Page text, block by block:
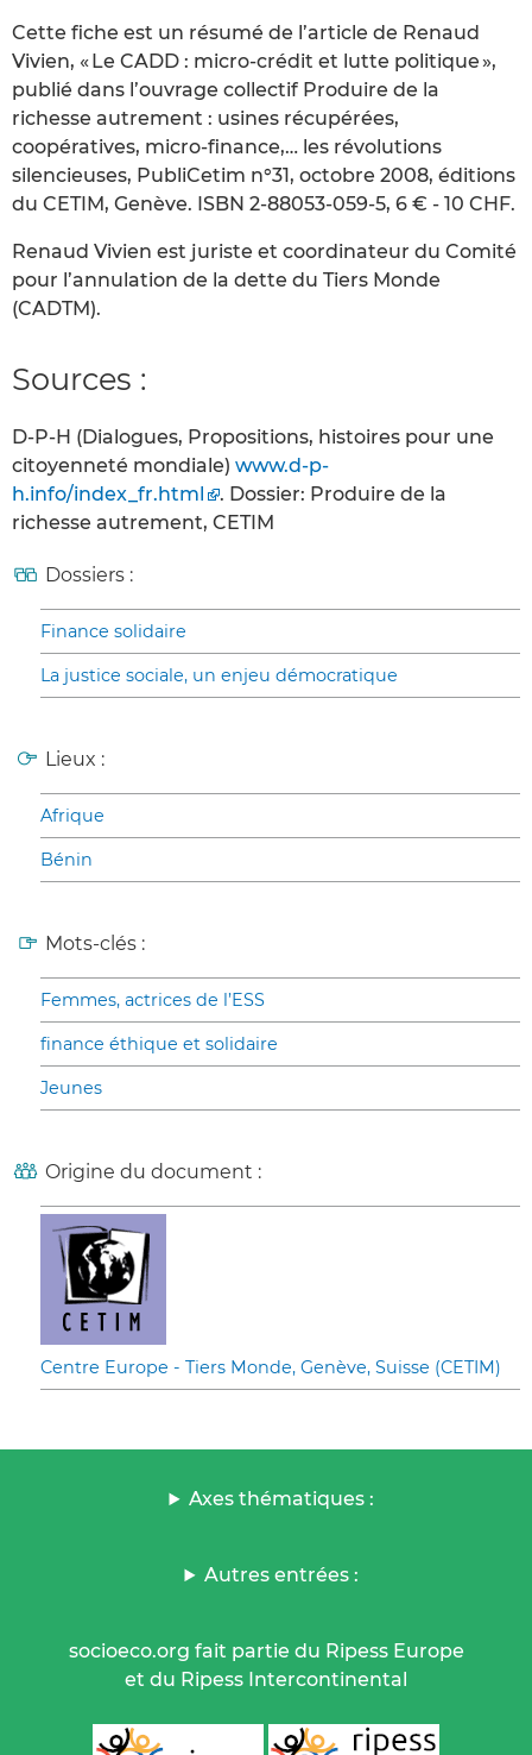
Cette fiche est un résumé de l’article de Renaud
Vivien, « Le CADD : micro-crédit et lutte politique »,
publié dans l’ouvrage collectif Produire de la
richesse autrement : usines récupérées,
coopératives, micro-finance,… les révolutions
silencieuses, PubliCetim n°31, octobre 2008, éditions
du CETIM, Genève. ISBN 2-88053-059-5, 6 € - 10 CHF.
Renaud Vivien est juriste et coordinateur du Comité
pour l’annulation de la dette du Tiers Monde
(CADTM).
Sources :
D-P-H (Dialogues, Propositions, histoires pour une
citoyenneté mondiale) www.d-p-
h.info/index_fr.html
. Dossier: Produire de la
richesse autrement, CETIM
Dossiers :
Finance solidaire
La justice sociale, un enjeu démocratique
Lieux :
Afrique
Bénin
Mots-clés :
Femmes, actrices de l’ESS
finance éthique et solidaire
Jeunes
Origine du document :
Centre Europe - Tiers Monde, Genève, Suisse (CETIM)
Axes thématiques :
Autres entrées :
socioeco.org fait partie du Ripess Europe
et du Ripess Intercontinental